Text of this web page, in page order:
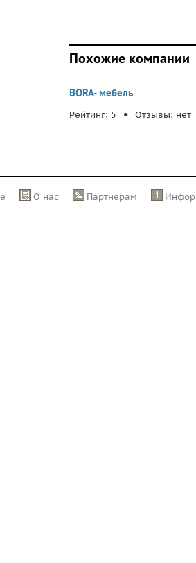
Похожие компании
BORA- мебель
Рейтинг: 5 . Отзывы: нет
О нас Партнерам